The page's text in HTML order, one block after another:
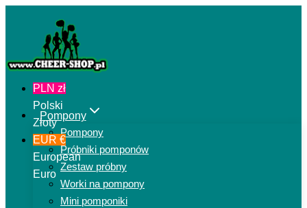
Pompony
Pompony
Próbniki pomponów
Zestaw próbny
Worki na pompony
Mini pomponiki
PLN zł
Polski
Złoty
EUR €
European
Euro